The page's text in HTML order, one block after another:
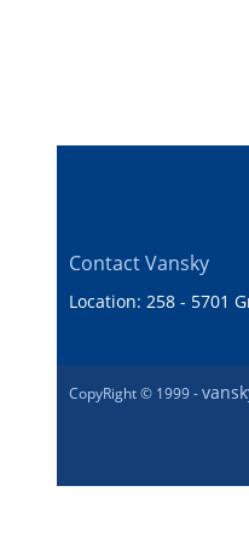
Contact Vansky
Location: 258 - 5701
CopyRight © 1999 -